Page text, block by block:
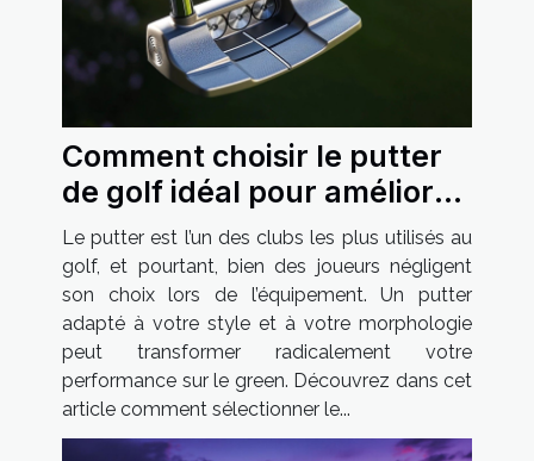
Comment choisir le putter
de golf idéal pour améliorer
votre jeu ?
Le putter est l’un des clubs les plus utilisés au
golf, et pourtant, bien des joueurs négligent
son choix lors de l’équipement. Un putter
adapté à votre style et à votre morphologie
peut transformer radicalement votre
performance sur le green. Découvrez dans cet
article comment sélectionner le...